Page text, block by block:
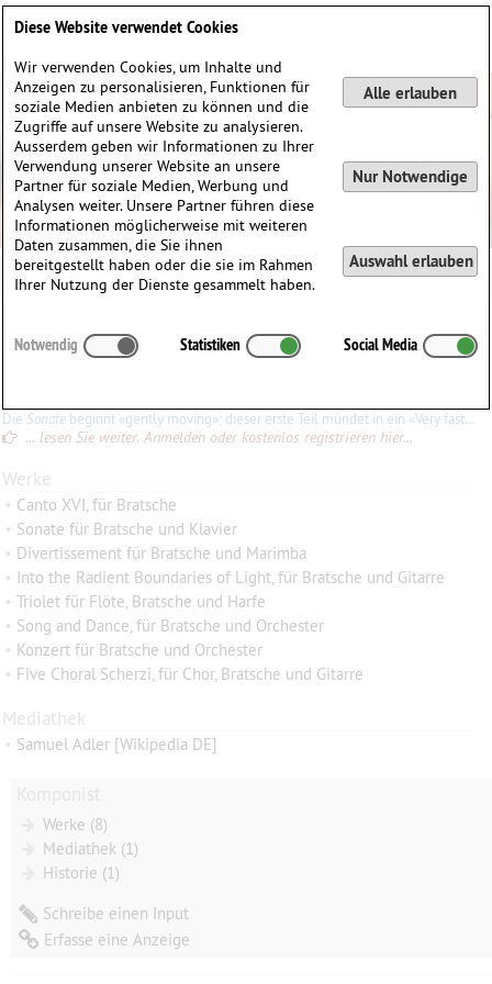
Samuel Adler
Adler
∗ 04.03.1928 inMannheim, Deutschland
Die Sonate beginnt «gently moving»; dieser erste Teil mündet in ein «Very fast». Vom Notenbild her (fast nur Viertel, Achtel und Sechzehntel, keine Spezialzeichen) wirkt das Ganze übersichtlich und
... lesen Sie weiter. Anmelden oder kostenlos registrieren hier...
Werke
• Canto XVI, für Bratsche
• Sonate für Bratsche und Klavier
• Divertissement für Bratsche und Marimba
• Into the Radient Boundaries of Light, für Bratsche und Gitarre
• Triolet für Flöte, Bratsche und Harfe
• Song and Dance, für Bratsche und Orchester
• Konzert für Bratsche und Orchester
• Five Choral Scherzi, für Chor, Bratsche und Gitarre
Mediathek
• Samuel Adler [Wikipedia DE]
Werke (8)
Mediathek (1)
Historie (1)
Schreibe einen Input
Erfasse eine Anzeige
Diese Website verwendet Cookies
Wir verwenden Cookies, um Inhalte und
Anzeigen zu personalisieren, Funktionen für
soziale Medien anbieten zu können und die
Zugriffe auf unsere Website zu analysieren.
Ausserdem geben wir Informationen zu Ihrer
Verwendung unserer Website an unsere
Partner für soziale Medien, Werbung und
Analysen weiter. Unsere Partner führen diese
Informationen möglicherweise mit weiteren
Daten zusammen, die Sie ihnen
bereitgestellt haben oder die sie im Rahmen
Ihrer Nutzung der Dienste gesammelt haben.
Alle erlauben
Nur Notwendige
Auswahl erlauben
Notwendig Statistiken Social Media